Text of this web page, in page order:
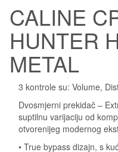
CALINE
HUNTER
METAL
3 kontrole su: Volume,
Dvosmjerni prekidač –
suptilnu varijaciju od
otvorenijeg modernog
• True bypass dizajn, s